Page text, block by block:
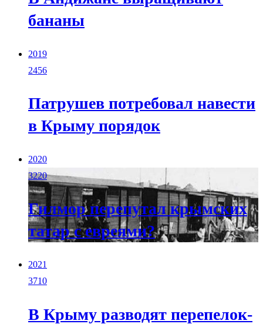
бананы
2019
2456
Патрушев потребовал навести
в Крыму порядок
2020
3220
Гилмор перепутал крымских
татар с евреями?
2021
3710
В Крыму разводят перепелок-